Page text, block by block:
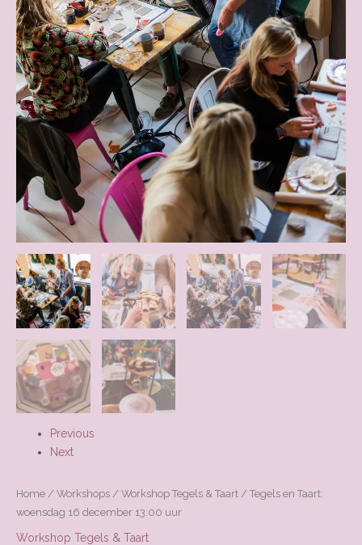
Previous
Next
Home / Workshops / Workshop Tegels & Taart / Tegels en Taart:
woensdag 16 december 13:00 uur
Workshop Tegels & Taart